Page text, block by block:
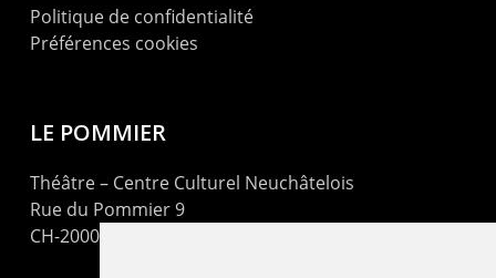
Politique de confidentialité
Préférences cookies
LE POMMIER
Théâtre – Centre Culturel Neuchâtelois
Rue du Pommier 9
CH-2000 Neuchâtel